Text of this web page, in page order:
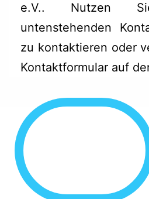
e.V.. Nutzen
untenstehenden
zu kontaktieren oder
Kontaktformular auf